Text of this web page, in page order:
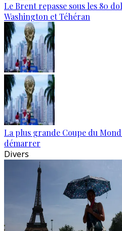
Le Brent repasse sous les 80
Washington et Téhéran
La plus grande Coupe du
démarrer
Divers